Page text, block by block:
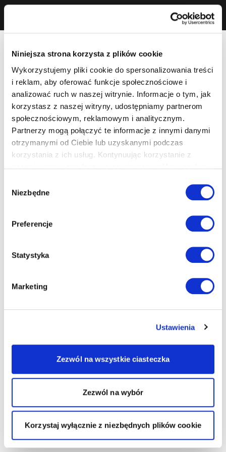
Niniejsza strona korzysta z plików cookie
Wykorzystujemy pliki cookie do spersonalizowania treści
i reklam, aby oferować funkcje społecznościowe i
analizować ruch w naszej witrynie. Informacje o tym, jak
korzystasz z naszej witryny, udostępniamy partnerom
społecznościowym, reklamowym i analitycznym.
Partnerzy mogą połączyć te informacje z innymi danymi
otrzymanymi od Ciebie lub uzyskanymi podczas
korzystania z ich usług. Kontynuując korzystanie z
zgody
Niezbędne
Preferencje
Statystyka
Marketing
Ustawienia
Zezwól na wszystkie ciasteczka
Zezwól na wybór
Korzystaj wyłącznie z niezbędnych plików cookie